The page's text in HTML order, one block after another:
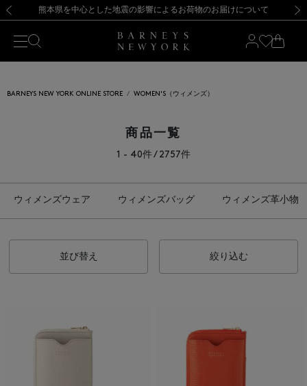
新規登録のお客様も対象！＜MY BARNEYS＞会員のお客様は11,000円（税込）以上のお買上げで常時送料無料！お買い物の際は会員登録を！
【夏季休業に伴う返品・交換承り一時停止のお知らせ】（2026.8.5）
熊本県を中心とした地震の影響によるお荷物のお届けについて
【開催中】SUMMER SALEのご案内・ご注意事項 新規登録のお客様も対象！＜MY BARNEYS＞会員のお客様は11,000円（税込）以上のお買上げで常時送料無料！お買い物の際は会員登録を！
【夏季休業に伴う返品・交換承り一時停止のお知らせ】（2026.8.5）
BARNEYS NEW YORK ONLINE STORE WOMEN'S（ウィメンズ）
商品一覧
1 - 40件 / 2757件
ウィメンズウェア ウィメンズバッグ ウィメンズ革小物
並び替え 絞り込む